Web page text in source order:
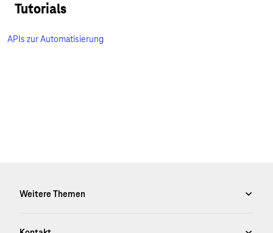
Tutorials
APIs zur Automatisierung